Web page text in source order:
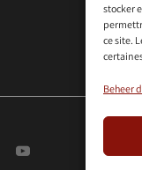
stocker
ce site.
Beheer